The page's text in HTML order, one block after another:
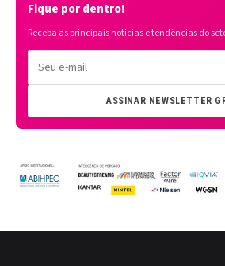
Fique por dentro!
Receba as principais notícias e tendências do
ASSINAR NEWSLETTER